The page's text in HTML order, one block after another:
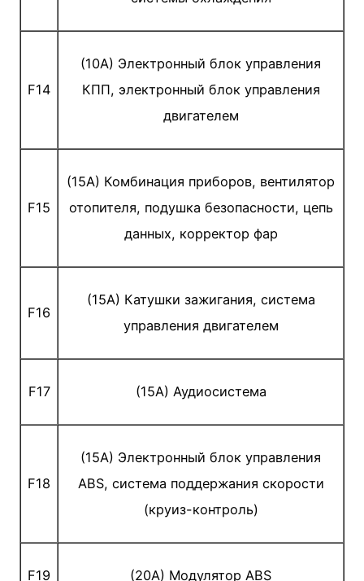
F14
(10A) Электронный блок управления
КПП, электронный блок управления
двигателем
F15
(15A) Комбинация приборов, вентилятор
отопителя, подушка безопасности, цепь
данных, корректор фар
F16
(15A) Катушки зажигания, система
управления двигателем
F17 (15A) Аудиосистема
F18
(15A) Электронный блок управления
ABS, система поддержания скорости
(круиз-контроль)
F19 (20A) Модулятор ABS